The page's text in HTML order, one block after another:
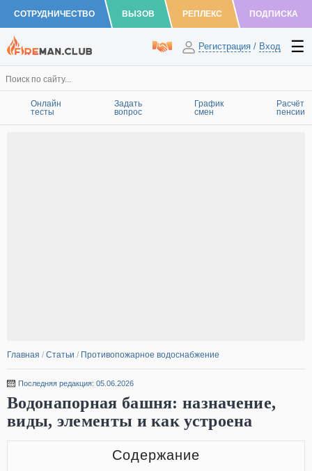
СОТРУДНИЧЕСТВО ВЫЗОВ РЕПЛЕКС ПОДПИСКА
Регистрация / Вход
Онлайн
тесты
Задать
вопрос
График
смен
Расчёт
пенсии
Главная / Статьи / Противопожарное водоснабжение
Последняя редакция: 05.06.2026
Водонапорная башня: назначение,
виды, элементы и как устроена
Содержание